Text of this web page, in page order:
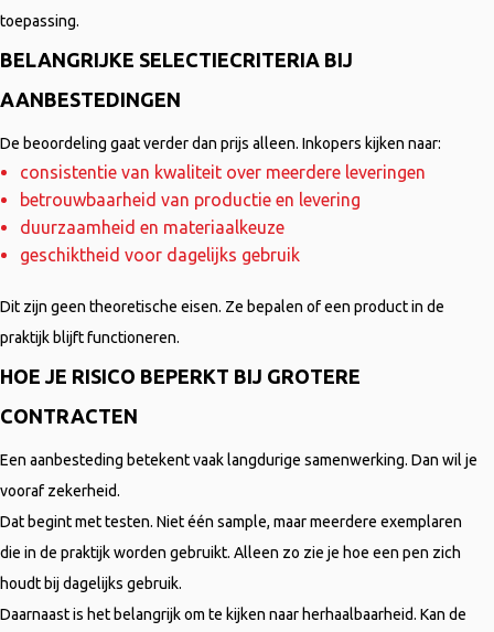
toepassing.
BELANGRIJKE SELECTIECRITERIA BIJ
AANBESTEDINGEN
De beoordeling gaat verder dan prijs alleen. Inkopers kijken naar:
consistentie van kwaliteit over meerdere leveringen
betrouwbaarheid van productie en levering
duurzaamheid en materiaalkeuze
geschiktheid voor dagelijks gebruik
Dit zijn geen theoretische eisen. Ze bepalen of een product in de
praktijk blijft functioneren.
HOE JE RISICO BEPERKT BIJ GROTERE
CONTRACTEN
Een aanbesteding betekent vaak langdurige samenwerking. Dan wil je
vooraf zekerheid.
Dat begint met testen. Niet één sample, maar meerdere exemplaren
die in de praktijk worden gebruikt. Alleen zo zie je hoe een pen zich
houdt bij dagelijks gebruik.
Daarnaast is het belangrijk om te kijken naar herhaalbaarheid. Kan de